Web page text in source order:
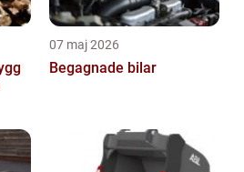
07 maj 2026
Begagnade bilar